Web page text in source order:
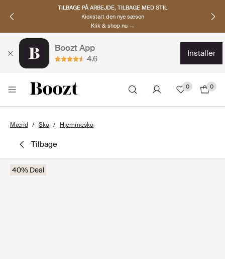
TILBAGE PÅ ARBEJDE, TILBAGE MED STIL
Kickstart den nye sæson
Klik & shop nu →
Boozt App
4.6
installer
0 0
Mænd Sko Hjemmesko
tilbage
40% Deal